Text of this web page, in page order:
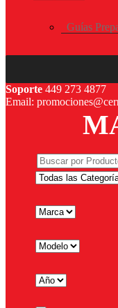
Guías
Soporte 449 273 4877
Email: